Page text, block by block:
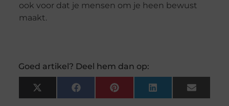
ook voor dat je mensen om je heen bewust
maakt.
Goed artikel? Deel hem dan op:
X
(Twitter)
FacebookPinterestLinkedInEmail